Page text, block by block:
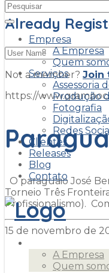
Empresa
A Empresa
Quem
Serviços
Assessoria
Produção
Fotografia
Redes
Clientes
Releases
Blog
Contato
A Empresa
Quem
Already
Not a member? Join
https://
O paraguaio José
Torneio Três
Profissionalismo).
15 de novembro de